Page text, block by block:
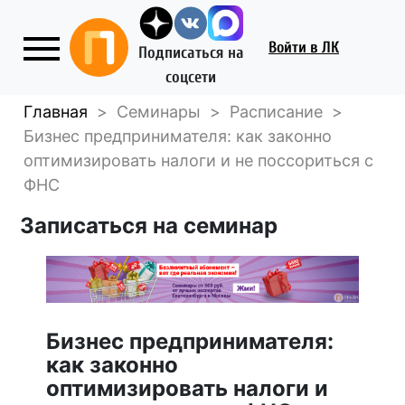
Подписаться на
соцсети
Войти в ЛК
Главная > Семинары > Расписание >
Бизнес предпринимателя: как законно
оптимизировать налоги и не поссориться с
ФНС
Записаться на семинар
Бизнес предпринимателя:
как законно
оптимизировать налоги и